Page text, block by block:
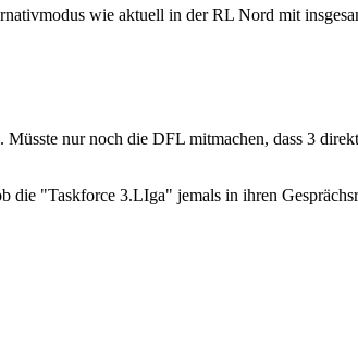
wie aktuell in der RL Nord mit
nur noch die DFL mitmachen, dass 3
die "Taskforce 3.LIga" jemals in ihren